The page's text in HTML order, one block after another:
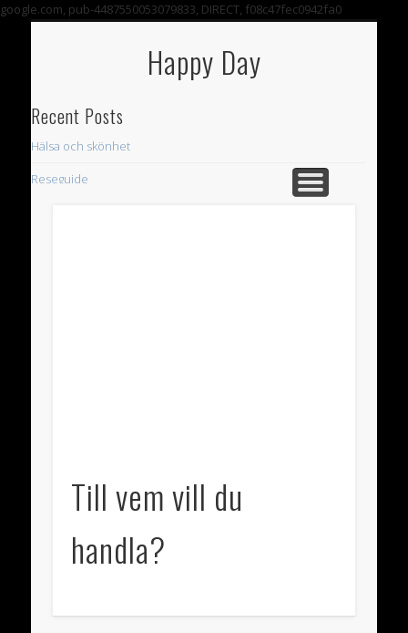
google.com, pub-4487550053079833, DIRECT, f08c47fec0942fa0
Happy Day
Recent Posts
Hälsa och skönhet
Reseguide
March 2013
February 2013
Till vem vill du
handla?